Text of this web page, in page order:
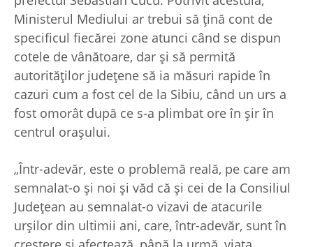
Ministerul Mediului ar trebui să ţină cont de
specificul fiecărei zone atunci când se dispun
cotele de vânătoare, dar şi să permită
autorităţilor judeţene să ia măsuri rapide în
cazuri cum a fost cel de la Sibiu, când un urs a
fost omorât după ce s-a plimbat ore în şir în
centrul oraşului.
„Într-adevăr, este o problemă reală, pe care am
semnalat-o și noi și văd că și cei de la Consiliul
Județean au semnalat-o vizavi de atacurile
urșilor din ultimii ani, care, într-adevăr, sunt în